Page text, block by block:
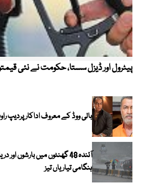
پیٹرول اور ڈیزل سستا، حکومت نے نئی
بالی ووڈ کے معروف اداکار پردیپ
آئندہ 48 گھنٹوں میں بارشوں
ہنگامی تیاریاں تیز